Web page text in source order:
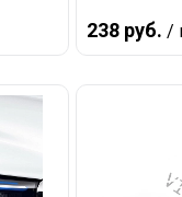
238 руб. /
В